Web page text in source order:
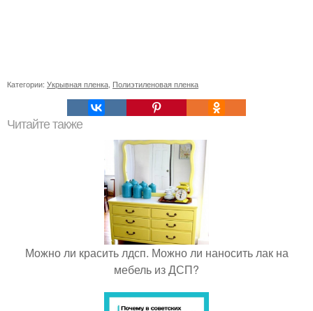
Категории: Укрывная пленка, Полиэтиленовая пленка
Читайте также
Можно ли красить лдсп. Можно ли наносить лак на
мебель из ДСП?